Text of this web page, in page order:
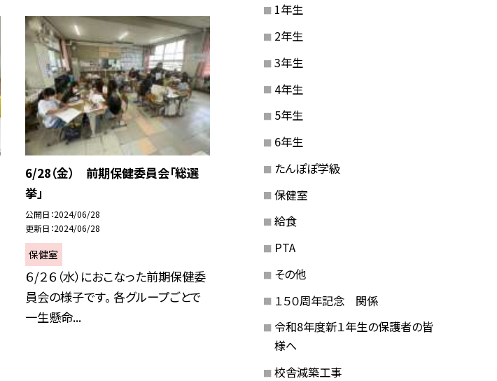
6/28（金） 前期保健委員会「総選
挙」
公開日 2024/06/28
更新日 2024/06/28
保健室
６/２６（水）におこなった前期保健委
員会の様子です。 各グループごとで
一生懸命...
1年生
2年生
3年生
4年生
5年生
6年生
たんぽぽ学級
保健室
給食
PTA
その他
１５０周年記念 関係
令和8年度新１年生の保護者の皆
様へ
校舎減築工事